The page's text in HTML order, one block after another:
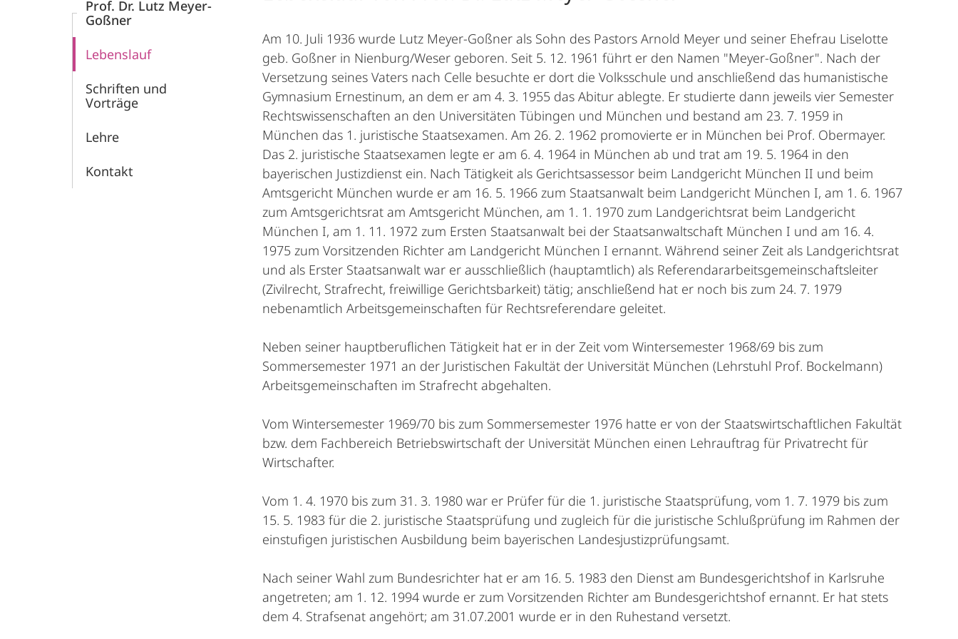
Prof. Dr. Lutz Meyer-
Goßner
Lebenslauf
Schriften und
Vorträge
Lehre
Kontakt
Am 10. Juli 1936 wurde Lutz Meyer-Goßner als Sohn des Pastors Arnold Meyer und seiner Ehefrau Liselotte
geb. Goßner in Nienburg/Weser geboren. Seit 5. 12. 1961 führt er den Namen "Meyer-Goßner". Nach der
Versetzung seines Vaters nach Celle besuchte er dort die Volksschule und anschließend das humanistische
Gymnasium Ernestinum, an dem er am 4. 3. 1955 das Abitur ablegte. Er studierte dann jeweils vier Semester
Rechtswissenschaften an den Universitäten Tübingen und München und bestand am 23. 7. 1959 in
München das 1. juristische Staatsexamen. Am 26. 2. 1962 promovierte er in München bei Prof. Obermayer.
Das 2. juristische Staatsexamen legte er am 6. 4. 1964 in München ab und trat am 19. 5. 1964 in den
bayerischen Justizdienst ein. Nach Tätigkeit als Gerichtsassessor beim Landgericht München II und beim
Amtsgericht München wurde er am 16. 5. 1966 zum Staatsanwalt beim Landgericht München I, am 1. 6. 1967
zum Amtsgerichtsrat am Amtsgericht München, am 1. 1. 1970 zum Landgerichtsrat beim Landgericht
München I, am 1. 11. 1972 zum Ersten Staatsanwalt bei der Staatsanwaltschaft München I und am 16. 4.
1975 zum Vorsitzenden Richter am Landgericht München I ernannt. Während seiner Zeit als Landgerichtsrat
und als Erster Staatsanwalt war er ausschließlich (hauptamtlich) als Referendararbeitsgemeinschaftsleiter
(Zivilrecht, Strafrecht, freiwillige Gerichtsbarkeit) tätig; anschließend hat er noch bis zum 24. 7. 1979
nebenamtlich Arbeitsgemeinschaften für Rechtsreferendare geleitet.
Neben seiner hauptberuflichen Tätigkeit hat er in der Zeit vom Wintersemester 1968/69 bis zum
Sommersemester 1971 an der Juristischen Fakultät der Universität München (Lehrstuhl Prof. Bockelmann)
Arbeitsgemeinschaften im Strafrecht abgehalten.
Vom Wintersemester 1969/70 bis zum Sommersemester 1976 hatte er von der Staatswirtschaftlichen Fakultät
bzw. dem Fachbereich Betriebswirtschaft der Universität München einen Lehrauftrag für Privatrecht für
Wirtschafter.
Vom 1. 4. 1970 bis zum 31. 3. 1980 war er Prüfer für die 1. juristische Staatsprüfung, vom 1. 7. 1979 bis zum
15. 5. 1983 für die 2. juristische Staatsprüfung und zugleich für die juristische Schlußprüfung im Rahmen der
einstufigen juristischen Ausbildung beim bayerischen Landesjustizprüfungsamt.
Nach seiner Wahl zum Bundesrichter hat er am 16. 5. 1983 den Dienst am Bundesgerichtshof in Karlsruhe
angetreten; am 1. 12. 1994 wurde er zum Vorsitzenden Richter am Bundesgerichtshof ernannt. Er hat stets
dem 4. Strafsenat angehört; am 31.07.2001 wurde er in den Ruhestand versetzt.